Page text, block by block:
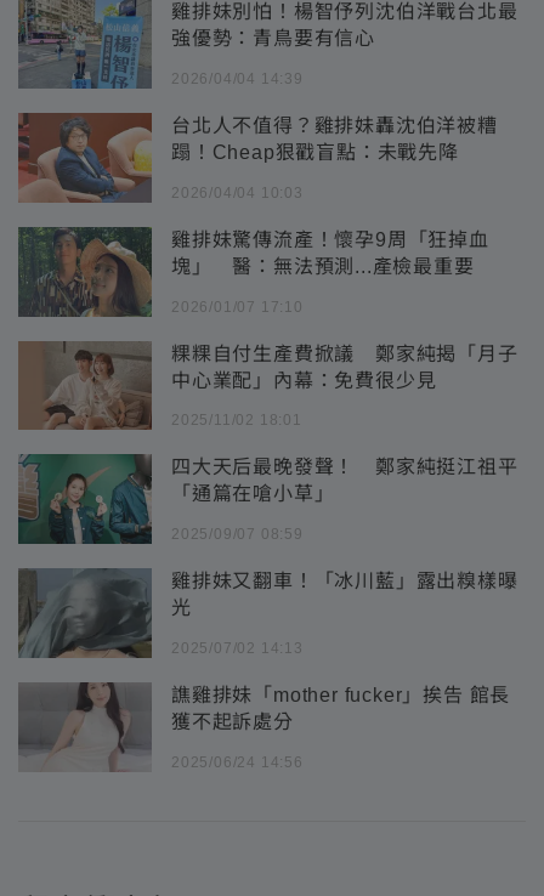
雞排妹別怕！楊智伃列沈伯洋戰台北最
強優勢：青鳥要有信心
2026/04/04 14:39
台北人不值得？雞排妹轟沈伯洋被糟
蹋！Cheap狠戳盲點：未戰先降
2026/04/04 10:03
雞排妹驚傳流產！懷孕9周「狂掉血
塊」 醫：無法預測...產檢最重要
2026/01/07 17:10
粿粿自付生產費掀議 鄭家純揭「月子
中心業配」內幕：免費很少見
2025/11/02 18:01
四大天后最晚發聲！ 鄭家純挺江祖平
「通篇在嗆小草」
2025/09/07 08:59
雞排妹又翻車！「冰川藍」露出糗樣曝
光
2025/07/02 14:13
譙雞排妹「mother fucker」挨告 館長
獲不起訴處分
2025/06/24 14:56